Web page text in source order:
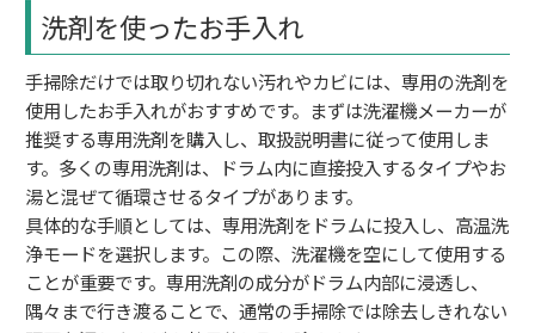
洗剤を使ったお手入れ
手掃除だけでは取り切れない汚れやカビには、専用の洗剤を
使用したお手入れがおすすめです。まずは洗濯機メーカーが
推奨する専用洗剤を購入し、取扱説明書に従って使用しま
す。多くの専用洗剤は、ドラム内に直接投入するタイプやお
湯と混ぜて循環させるタイプがあります。
具体的な手順としては、専用洗剤をドラムに投入し、高温洗
浄モードを選択します。この際、洗濯機を空にして使用する
ことが重要です。専用洗剤の成分がドラム内部に浸透し、
隅々まで行き渡ることで、通常の手掃除では除去しきれない